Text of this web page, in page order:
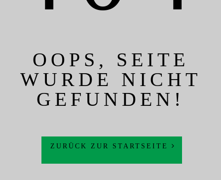
OOPS, SEITE
WURDE NICHT
GEFUNDEN!
ZURÜCK ZUR STARTSEITE